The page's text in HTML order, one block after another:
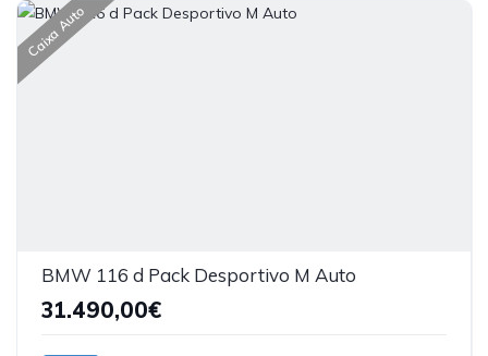
Caixa Auto
BMW 116 d Pack Desportivo M Auto
31.490,00€